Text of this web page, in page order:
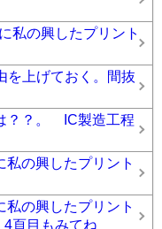
私の興したプリント
を上げておく。間抜
？？。 IC製造工程
の興したプリント
の興したプリント
頁目もみてね